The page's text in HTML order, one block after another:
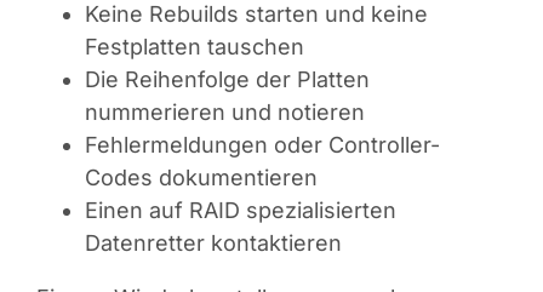
Keine Rebuilds starten und keine
Festplatten tauschen
Die Reihenfolge der Platten
nummerieren und notieren
Fehlermeldungen oder Controller-
Codes dokumentieren
Einen auf RAID spezialisierten
Datenretter kontaktieren